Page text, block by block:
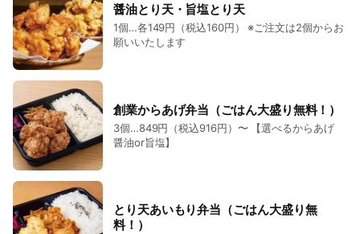
醤油とり天・旨塩とり天
1個…各149円（税込160円） ※ご注文は2個からお
願いいたします
創業からあげ弁当（ごはん大盛り無料！）
3個…849円（税込916円）〜 【選べるからあげ
醤油or旨塩】
とり天あいもり弁当（ごはん大盛り無
料！）